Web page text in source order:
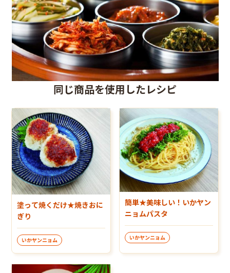
同じ商品を使用したレシピ
塗って焼くだけ★焼きおに
ぎり
いかヤンニョム
簡単★美味しい！いかヤン
ニョムパスタ
いかヤンニョム